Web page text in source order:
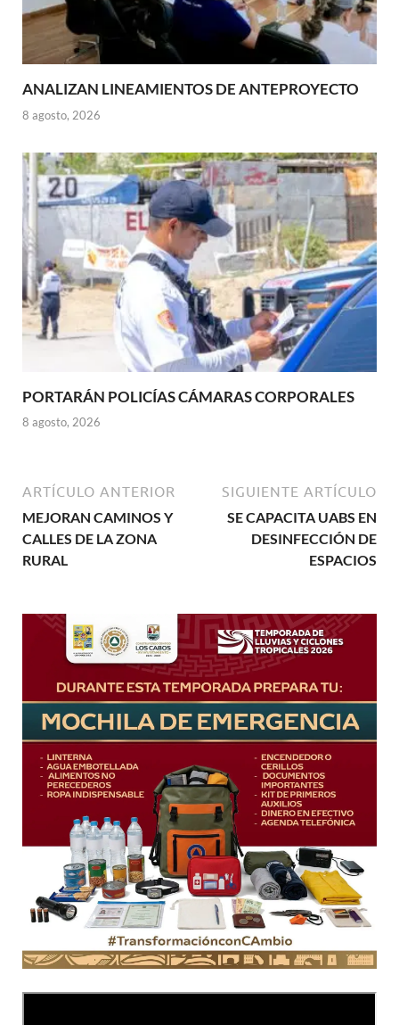
ANALIZAN LINEAMIENTOS DE ANTEPROYECTO
8 agosto, 2026
PORTARÁN POLICÍAS CÁMARAS CORPORALES
8 agosto, 2026
ARTÍCULO ANTERIOR
MEJORAN CAMINOS Y
CALLES DE LA ZONA
RURAL
SIGUIENTE ARTÍCULO
SE CAPACITA UABS EN
DESINFECCIÓN DE
ESPACIOS